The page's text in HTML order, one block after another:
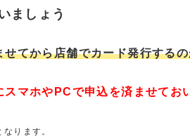
ましょう
せてから店舗でカード発行する
スマホやPCで申込を済ませてお
ります。